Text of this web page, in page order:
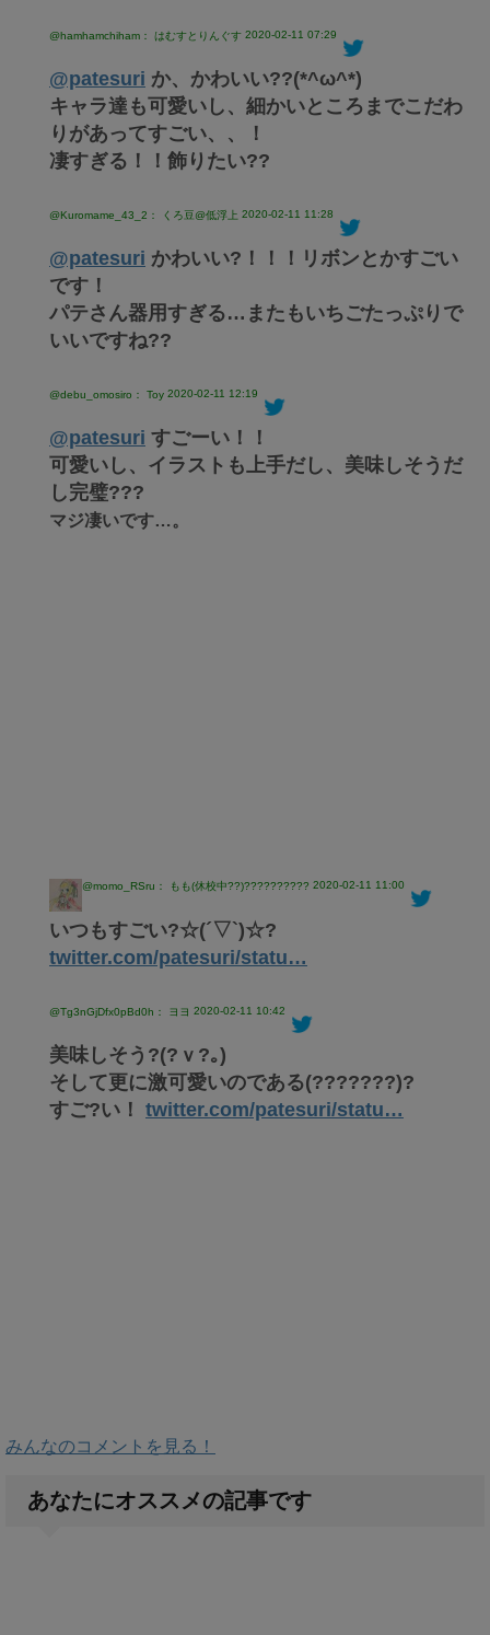
@hamhamchiham： はむすとりんぐす 2020-02-11 07:29
@patesuri か、かわいい??(*^ω^*)
キャラ達も可愛いし、細かいところまでこだわ
りがあってすごい、、！
凄すぎる！！飾りたい??
@Kuromame_43_2： くろ豆@低浮上 2020-02-11 11:28
@patesuri かわいい?！！！リボンとかすごい
です！
パテさん器用すぎる…またもいちごたっぷりで
いいですね??
@debu_omosiro： Toy 2020-02-11 12:19
@patesuri すごーい！！
可愛いし、イラストも上手だし、美味しそうだ
し完璧???
マジ凄いです…。
@momo_RSru： もも(休校中??)?????????? 2020-02-11 11:00
いつもすごい?☆(´▽`)☆?
twitter.com/patesuri/statu…
@Tg3nGjDfx0pBd0h： ヨヨ 2020-02-11 10:42
美味しそう?(?ｖ?｡)
そして更に激可愛いのである(???????)?
すご?い！ twitter.com/patesuri/statu…
みんなのコメントを見る！
あなたにオススメの記事です